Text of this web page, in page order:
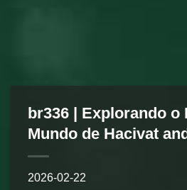
br336 | Explorando o
Mundo de Hacivat
2026-02-22